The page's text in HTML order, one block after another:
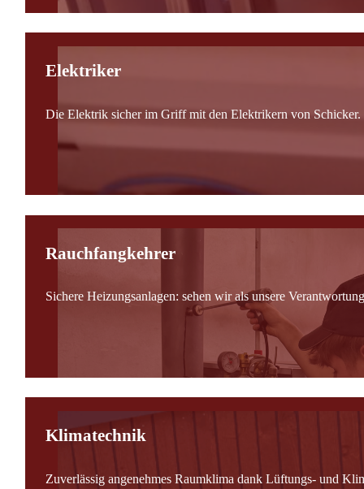
Elektriker
Die Elektrik sicher im Griff mit den Elektrikern von Schicker.
Rauchfangkehrer
Sichere Heizungsanlagen: sehen wir als unsere
Klimatechnik
Zuverlässig angenehmes Raumklima dank Lüftungs- und